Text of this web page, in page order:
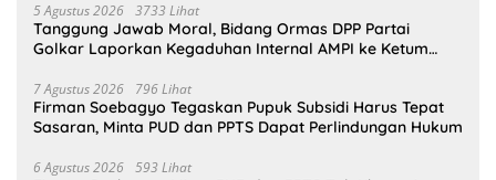
5 Agustus 2026 3733 Lihat
Tanggung Jawab Moral, Bidang Ormas DPP Partai
Golkar Laporkan Kegaduhan Internal AMPI ke Ketum
7 Agustus 2026 796 Lihat
Firman Soebagyo Tegaskan Pupuk Subsidi Harus Tepat
Sasaran, Minta PUD dan PPTS Dapat Perlindungan Hukum
6 Agustus 2026 593 Lihat